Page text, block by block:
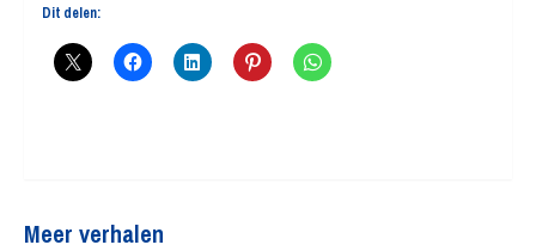
Dit delen:
Meer verhalen